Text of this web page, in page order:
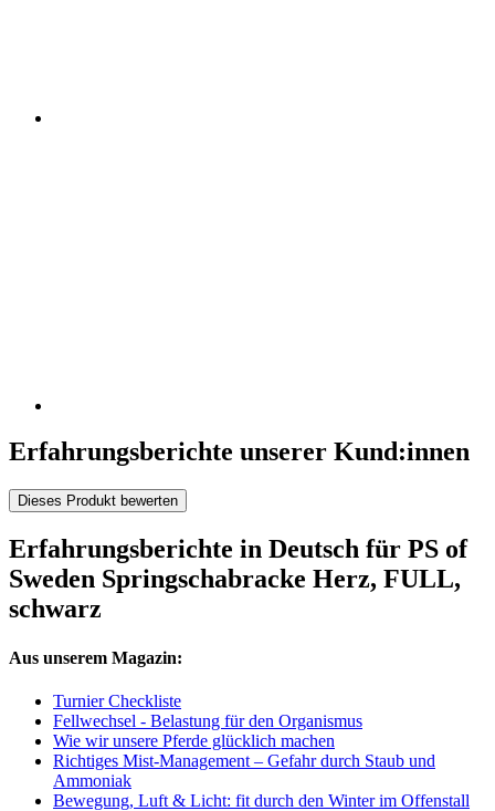
Erfahrungsberichte unserer Kund:innen
Dieses Produkt bewerten
Erfahrungsberichte in Deutsch für PS of
Sweden Springschabracke Herz, FULL,
schwarz
Aus unserem Magazin:
Turnier Checkliste
Fellwechsel - Belastung für den Organismus
Wie wir unsere Pferde glücklich machen
Richtiges Mist-Management – Gefahr durch Staub und
Ammoniak
Bewegung, Luft & Licht: fit durch den Winter im Offenstall